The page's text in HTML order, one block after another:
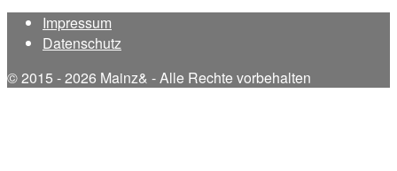
Impressum
Datenschutz
© 2015 - 2026 Mainz& - Alle Rechte vorbehalten